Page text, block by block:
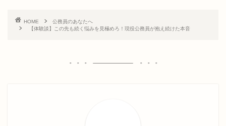
HOME
公務員のあなたへ
【体験談】この先も続く悩みを見極めろ！現役公務員が抱え続けた本音